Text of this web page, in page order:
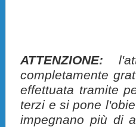
ATTENZIONE:
completamente
effettuata tramite
terzi e si pone
impegnano più di